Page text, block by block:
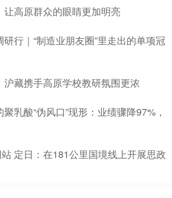
高原群众的眼睛更加明亮
行｜“制造业朋友圈”里走出的单项冠
藏携手高原学校教研氛围更浓
乳酸“伪风口”现形：业绩骤降97%，
定日：在181公里国境线上开展思政